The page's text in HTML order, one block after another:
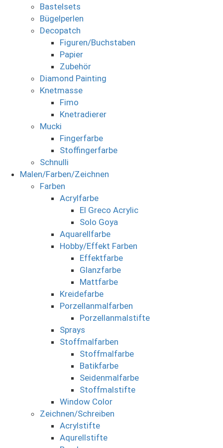
Bastelsets
Bügelperlen
Decopatch
Figuren/Buchstaben
Papier
Zubehör
Diamond Painting
Knetmasse
Fimo
Knetradierer
Mucki
Fingerfarbe
Stoffingerfarbe
Schnulli
Malen/Farben/Zeichnen
Farben
Acrylfarbe
El Greco Acrylic
Solo Goya
Aquarellfarbe
Hobby/Effekt Farben
Effektfarbe
Glanzfarbe
Mattfarbe
Kreidefarbe
Porzellanmalfarben
Porzellanmalstifte
Sprays
Stoffmalfarben
Stoffmalfarbe
Batikfarbe
Seidenmalfarbe
Stoffmalstifte
Window Color
Zeichnen/Schreiben
Acrylstifte
Aqurellstifte